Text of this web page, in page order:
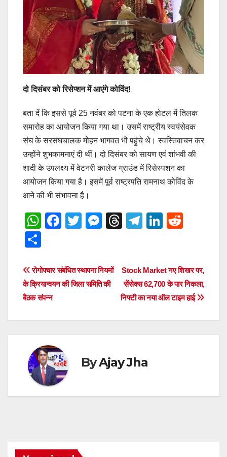
दो दिसंबर को रिसेप्‍शन में आएंगे कोविंद!
बता दें कि इससे पूर्व 25 नवंबर को पटना के एक होटल में तिलक
समारोह का आयोजन किया गया था। उसमें राष्‍ट्रीय स्‍वयंसेवक
संघ के सरसंघचालक मोहन भागवत भी पहुंचे थे। स्‍वस्तिवाचन कर
उन्‍होंने शुभकामनाएं दी थीं। दो दिसंबर को सायण एवं शांभवी की
शादी के उपलक्ष्‍य में वेटनरी कालेज ग्राउंड में रिसेस्‍पशन का
आयोजन किया गया है। इसमें पूर्व राष्‍ट्रपति रामनाथ कोविंद के
आने की भी संभावना है।
W
s
A
p
p
F
e
b
o
T
er
M
e
n
er
T
a
d
s
T
gr
a
m
Li
e
dI
n
di
t
ar
e
Post
navigation
Stock Market नए शिखर पर,
सेंसेक्स 62,700 के पार निकला,
निफ्टी का नया ऑल टाइम हाई
रोगोपचार संबंधित स्थापना नियमों
के क्रियान्वयन की जिला समिति की
बैठक संपन्न
ByAjay Jha